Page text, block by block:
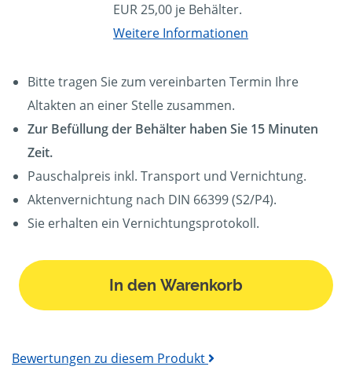
EUR 25,00 je Behälter.
Weitere Informationen
Bitte tragen Sie zum vereinbarten Termin Ihre
Altakten an einer Stelle zusammen.
Zur Befüllung der Behälter haben Sie 15 Minuten
Zeit.
Pauschalpreis inkl. Transport und Vernichtung.
Aktenvernichtung nach DIN 66399 (S2/P4).
Sie erhalten ein Vernichtungsprotokoll.
In den Warenkorb
Bewertungen zu diesem Produkt